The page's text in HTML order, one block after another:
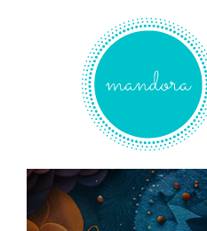
tartalomba